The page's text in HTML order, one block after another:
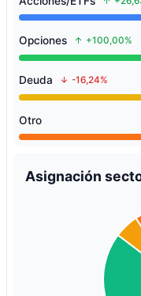
Opciones +100,00%
Deuda -16,24%
Otro
Asignación